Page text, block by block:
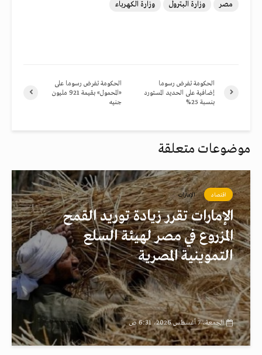
مصر وزارة البترول وزارة الكهرباء
الحكومة تفرض رسوما على
«المحمول» بقيمة 921 مليون
جنيه
الحكومة تفرض رسوما
إضافية على الحديد المستورد
بنسبة 25%
موضوعات متعلقة
اقتصاد الإمارات
الإمارات تقرر زيادة توريد القمح
المزروع في مصر لهيئة السلع
التموينية المصرية
الجمعة، 7 أغسطس 2026، 6:31 ص